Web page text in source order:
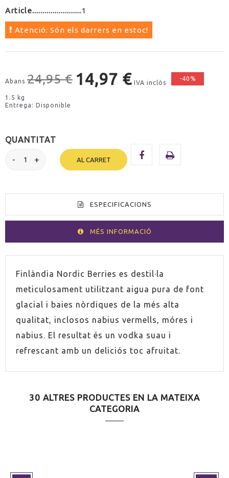
Article 1
Atenció: Són els darrers en estoc!
Abans 24,95 € 14,97 € IVA inclòs
-40%
1.5 kg
Entrega: Disponible
QUANTITAT
AL CARRET
ESPECIFICACIONS
MÉS INFORMACIÓ
VOLUM 100cl
PAÍS Finlàndia
GRADUACIÓ 37,5%
Finlàndia Nordic Berries es destil·la
meticulosament utilitzant aigua pura de font
glacial i baies nòrdiques de la més alta
qualitat, inclosos nabius vermells, móres i
nabius. El resultat és un vodka suau i
refrescant amb un deliciós toc afruitat.
30 ALTRES PRODUCTES EN LA MATEIXA
CATEGORIA